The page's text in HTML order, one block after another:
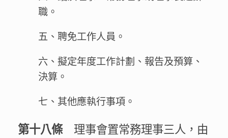
職。
五、聘免工作人員。
六、擬定年度工作計劃、報告及預算、
決算。
七、其他應執行事項。
第十八條理事會置常務理事三人，由